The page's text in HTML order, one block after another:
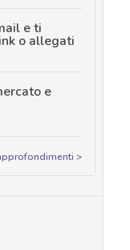
e ti
o allegati
e
>